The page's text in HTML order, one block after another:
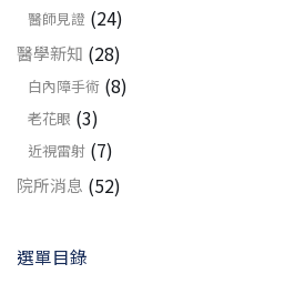
醫師見證 (24)
醫學新知 (28)
白內障手術 (8)
老花眼 (3)
近視雷射 (7)
院所消息 (52)
選單目錄